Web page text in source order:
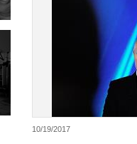
10/19/2017